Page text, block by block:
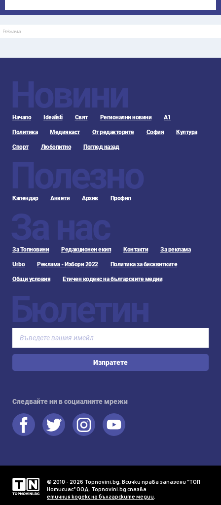
Реклама
Новини
Начало Idealisti Свят Регионални новини А1
Политика Медиякаст От редакторите София Култура
Спорт Любопитно Поглед назад
Полезно
Календар Анкети Архив Профил
За нас
За Топновини Редакционен екип Контакти За реклама
Urbo Реклама - Избори 2022 Политика за бисквитките
Общи условия Етичен кодекс на българските медии
Бюлетин
Изпратете
Следвайте ни в социалните мрежи
© 2010 - 2026 Topnovini.bg, Всички права запазени "ТОП
Нотисиас" ООД. Topnovini.bg спазва
етичния кодекс на българските медии.